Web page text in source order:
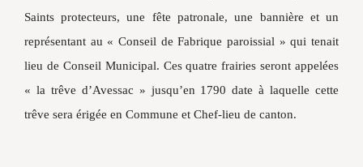
Saints protecteurs, une fête patronale, une bannière et un
représentant au « Conseil de Fabrique paroissial » qui tenait
lieu de Conseil Municipal. Ces quatre frairies seront appelées
« la trêve d’Avessac » jusqu’en 1790 date à laquelle cette
trêve sera érigée en Commune et Chef-lieu de canton.